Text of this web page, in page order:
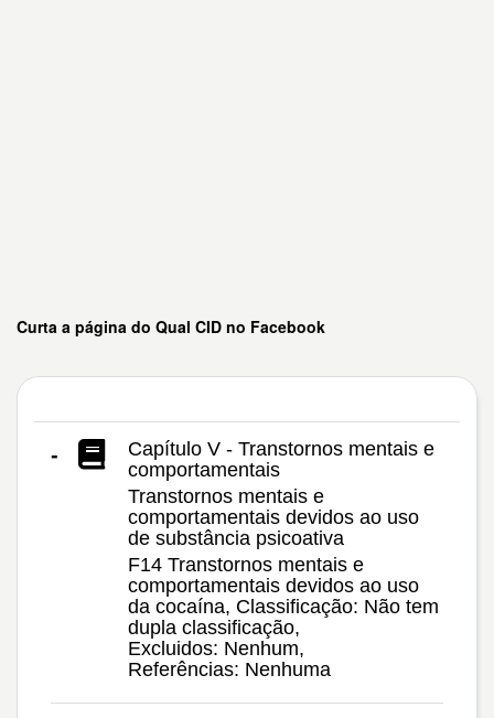
Curta a página do Qual CID no Facebook
-
Capítulo V - Transtornos mentais e
comportamentais
Transtornos mentais e
comportamentais devidos ao uso
de substância psicoativa
F14 Transtornos mentais e
comportamentais devidos ao uso
da cocaína, Classificação: Não tem
dupla classificação,
Excluidos: Nenhum,
Referências: Nenhuma